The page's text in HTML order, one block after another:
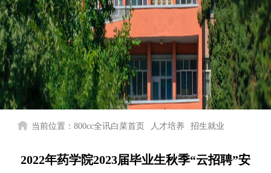
当前位置：800cc全讯白菜首页 人才培养 招生就业
2022年药学院2023届毕业生秋季“云招聘”安